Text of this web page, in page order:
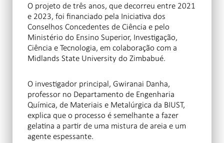
O projeto de três anos, que decorreu entre 2021
e 2023, foi financiado pela Iniciativa dos
Conselhos Concedentes de Ciência e pelo
Ministério do Ensino Superior, Investigação,
Ciência e Tecnologia, em colaboração com a
Midlands State University do Zimbabué.
O investigador principal, Gwiranai Danha,
professor no Departamento de Engenharia
Química, de Materiais e Metalúrgica da BIUST,
explica que o processo é semelhante a fazer
gelatina a partir de uma mistura de areia e um
agente espessante.